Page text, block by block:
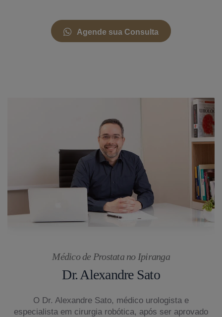
Agende sua Consulta
Médico de Prostata no Ipiranga
Dr. Alexandre Sato
O Dr. Alexandre Sato, médico urologista e
especialista em cirurgia robótica, após ser aprovado